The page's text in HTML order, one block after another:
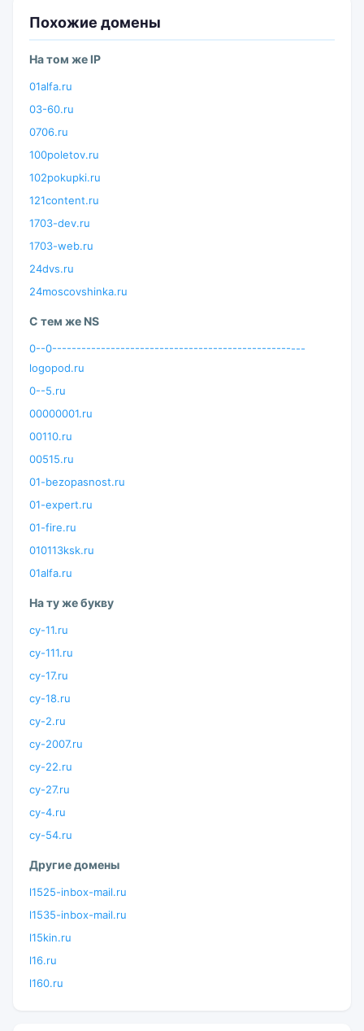
Похожие домены
На том же IP
01alfa.ru
03-60.ru
0706.ru
100poletov.ru
102pokupki.ru
121content.ru
1703-dev.ru
1703-web.ru
24dvs.ru
24moscovshinka.ru
С тем же NS
0--0----------------------------------------------------
logopod.ru
0--5.ru
00000001.ru
00110.ru
00515.ru
01-bezopasnost.ru
01-expert.ru
01-fire.ru
010113ksk.ru
01alfa.ru
На ту же букву
cy-11.ru
cy-111.ru
cy-17.ru
cy-18.ru
cy-2.ru
cy-2007.ru
cy-22.ru
cy-27.ru
cy-4.ru
cy-54.ru
Другие домены
l1525-inbox-mail.ru
l1535-inbox-mail.ru
l15kin.ru
l16.ru
l160.ru